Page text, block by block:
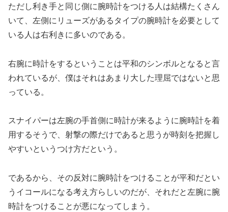
ただし利き手と同じ側に腕時計をつける人は結構たくさん
いて、左側にリューズがあるタイプの腕時計を必要として
いる人は右利きに多いのである。
右腕に時計をするということは平和のシンボルとなると言
われているが、僕はそれはあまり大した理屈ではないと思
っている。
スナイパーは左腕の手首側に時計が来るように腕時計を着
用するそうで、射撃の際だけであると思うが時刻を把握し
やすいというつけ方だという。
であるから、その反対に腕時計をつけることが平和だとい
うイコールになる考え方らしいのだが、それだと左腕に腕
時計をつけることが悪になってしまう。